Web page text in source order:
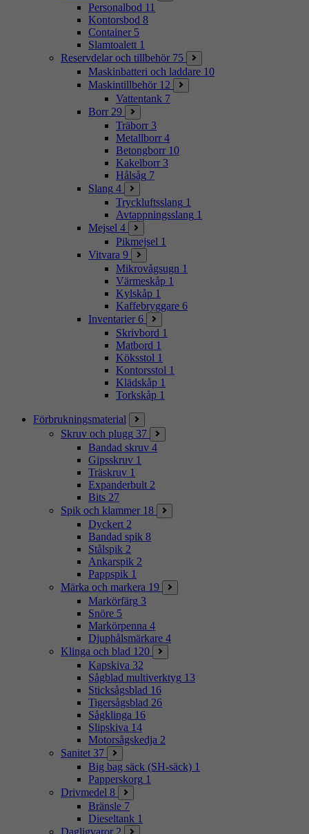
Personalbod 11
Kontorsbod 8
Container 5
Slamtoalett 1
Reservdelar och tillbehör 75
Maskinbatteri och laddare 10
Maskintillbehör 12
Vattentank 7
Borr 29
Träborr 3
Metallborr 4
Betongborr 10
Kakelborr 3
Hålsåg 7
Slang 4
Tryckluftsslang 1
Avtappningsslang 1
Mejsel 4
Pikmejsel 1
Vitvara 9
Mikrovågsugn 1
Värmeskåp 1
Kylskåp 1
Kaffebryggare 6
Inventarier 6
Skrivbord 1
Matbord 1
Köksstol 1
Kontorsstol 1
Klädskåp 1
Torkskåp 1
Förbrukningsmaterial
Skruv och plugg 37
Bandad skruv 4
Gipsskruv 1
Träskruv 1
Expanderbult 2
Bits 27
Spik och klammer 18
Dyckert 2
Bandad spik 8
Stålspik 2
Ankarspik 2
Pappspik 1
Märka och markera 19
Markörfärg 3
Snöre 5
Markörpenna 4
Djuphålsmärkare 4
Klinga och blad 120
Kapskiva 32
Sågblad multiverktyg 13
Sticksågsblad 16
Tigersågsblad 26
Sågklinga 16
Slipskiva 14
Motorsågskedja 2
Sanitet 37
Big bag säck (SH-säck) 1
Papperskorg 1
Drivmedel 8
Bränsle 7
Dieseltank 1
Dagligvaror 2